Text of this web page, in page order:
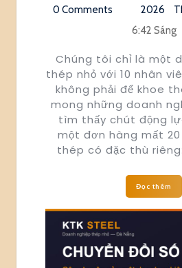
0 Comments
2026
6:42 Sáng
Chúng tôi chỉ là một
thép nhỏ với 10 nhân
không phải để khoe
mong những doanh
tìm thấy chút động
một đơn hàng mất
thép có đặc thù
Đọc thêm